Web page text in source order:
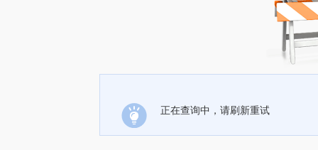
正在查询中，请刷新重试